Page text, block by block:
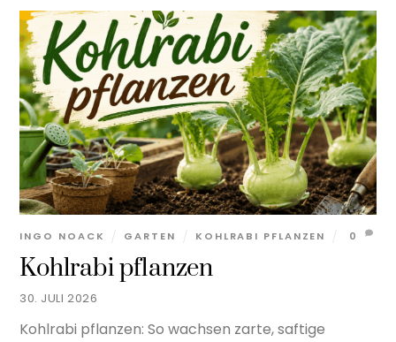
30. JULI 2026
Kohlrabi pflanzen
INGO NOACK GARTEN KOHLRABI PFLANZEN 0
Kohlrabi pflanzen: So wachsen zarte, saftige